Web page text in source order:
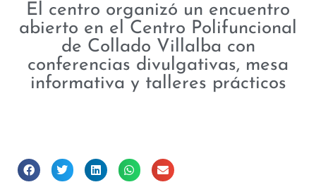
El centro organizó un encuentro
abierto en el Centro Polifuncional
de Collado Villalba con
conferencias divulgativas, mesa
informativa y talleres prácticos